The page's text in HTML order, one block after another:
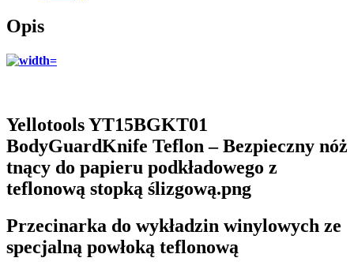
Opis
Yellotools YT15BGKT01
BodyGuardKnife Teflon – Bezpieczny nóż
tnący do papieru podkładowego z
teflonową stopką ślizgową.png
Przecinarka do wykładzin winylowych ze
specjalną powłoką teflonową